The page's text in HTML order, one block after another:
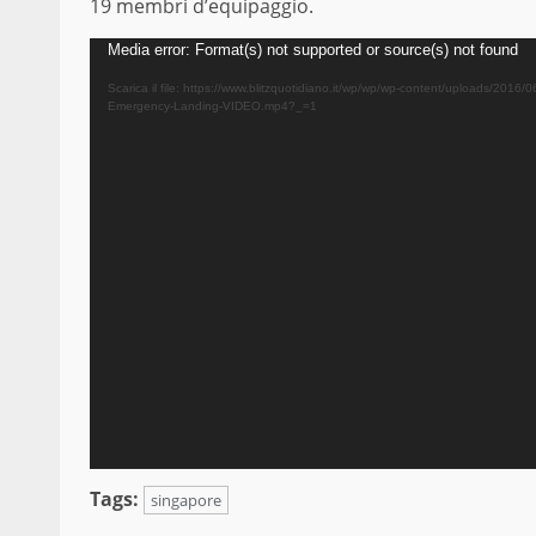
19 membri d’equipaggio.
Video
Player
Media error: Format(s) not supported or source(s) not found
Scarica il file: https://www.blitzquotidiano.it/wp/wp/wp-content/uploads/2016/
Emergency-Landing-VIDEO.mp4?_=1
Tags: singapore